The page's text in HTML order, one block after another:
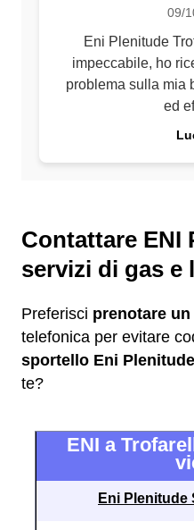
09/
Eni Plenitude
impeccabile, ho
problema sulla mia
ed
Contattare ENI
servizi di gas e
Preferisci prenotare
telefonica per evitare
sportello Eni Plenitude
te?
ENI a
Eni Plenitude